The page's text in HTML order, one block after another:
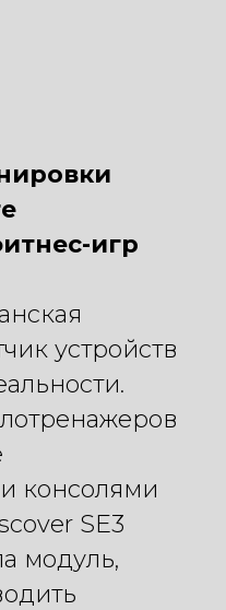
игр
устройств
консолями
SE3
модуль,